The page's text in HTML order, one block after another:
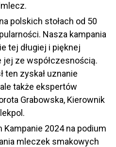
polskich stołach od 50
Nasza kampania
tej długiej i pięknej
ze współczesnością.
ten zyskał uznanie
także ekspertów
Grabowska, Kierownik
Kampanie 2024 na podium
mleczek smakowych